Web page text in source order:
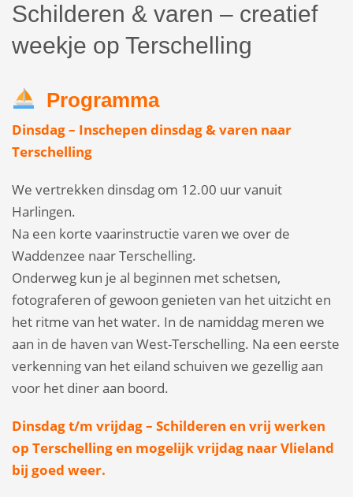
Schilderen & varen – creatief
weekje op Terschelling
Programma
Dinsdag– Inschepen dinsdag & varen naar
Terschelling
We vertrekken dinsdag om 12.00 uur vanuit
Harlingen.
Na een korte vaarinstructie varen we over de
Waddenzee naar Terschelling.
Onderweg kun je al beginnen met schetsen,
fotograferen of gewoon genieten van het uitzicht en
het ritme van het water. In de namiddag meren we
aan in de haven van West-Terschelling. Na een eerste
verkenning van het eiland schuiven we gezellig aan
voor het diner aan boord.
Dinsdag t/m vrijdag – Schilderen en vrij werken
op Terschelling en mogelijk vrijdag naar Vlieland
bij goed weer.